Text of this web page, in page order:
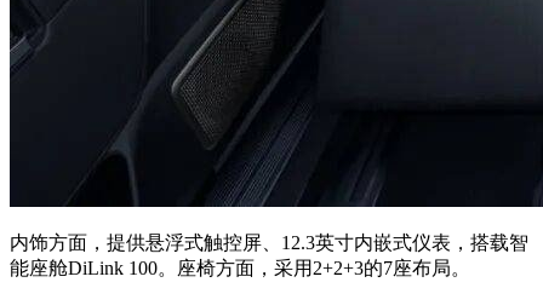
内饰方面，提供悬浮式触控屏、12.3英寸内嵌式仪表，搭载智
能座舱DiLink 100。座椅方面，采用2+2+3的7座布局。